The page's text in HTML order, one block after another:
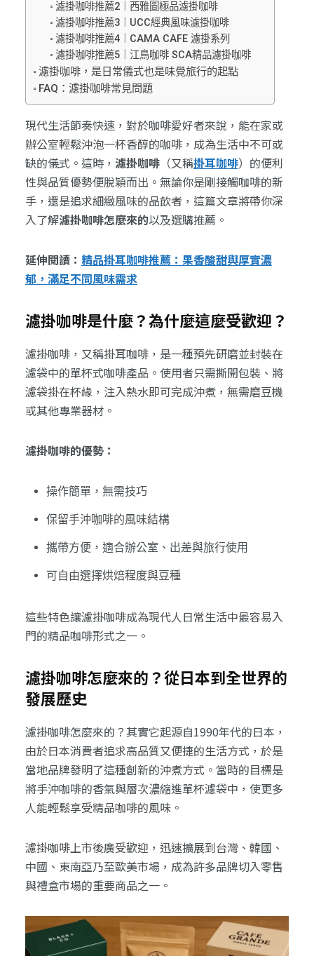
濾掛咖啡推薦2｜西雅圖極品濾掛咖啡
濾掛咖啡推薦3｜UCC經典風味濾掛咖啡
濾掛咖啡推薦4｜CAMA CAFE 濾掛系列
濾掛咖啡推薦5｜江鳥咖啡 SCA精品濾掛咖啡
濾掛咖啡，是日常儀式也是味覺旅行的起點
FAQ：濾掛咖啡常見問題
現代生活節奏快速，對於咖啡愛好者來說，能在家或
辦公室輕鬆沖泡一杯香醇的咖啡，成為生活中不可或
缺的儀式。這時， 濾掛咖啡（又稱掛耳咖啡）的便利
性與品質優勢便脫穎而出。無論你是剛接觸咖啡的新
手，還是追求細緻風味的品飲者，這篇文章將帶你深
入了解濾掛咖啡怎麼來的以及選購推薦。
延伸閱讀： 精品掛耳咖啡推薦：果香酸甜與厚實濃
郁，滿足不同風味需求
濾掛咖啡是什麼？為什麼這麼受歡迎？
濾掛咖啡，又稱掛耳咖啡，是一種預先研磨並封裝在
濾袋中的單杯式咖啡產品。使用者只需撕開包裝、將
濾袋掛在杯緣，注入熱水即可完成沖煮，無需磨豆機
或其他專業器材。
濾掛咖啡的優勢：
操作簡單，無需技巧
保留手沖咖啡的風味結構
攜帶方便，適合辦公室、出差與旅行使用
可自由選擇烘焙程度與豆種
這些特色讓濾掛咖啡成為現代人日常生活中最容易入
門的精品咖啡形式之一。
濾掛咖啡怎麼來的？從日本到全世界的
發展歷史
濾掛咖啡怎麼來的？其實它起源自1990年代的日本，
由於日本消費者追求高品質又便捷的生活方式，於是
當地品牌發明了這種創新的沖煮方式。當時的目標是
將手沖咖啡的香氣與層次濃縮進單杯濾袋中，使更多
人能輕鬆享受精品咖啡的風味。
濾掛咖啡上市後廣受歡迎，迅速擴展到台灣、韓國、
中國、東南亞乃至歐美市場，成為許多品牌切入零售
與禮盒市場的重要商品之一。